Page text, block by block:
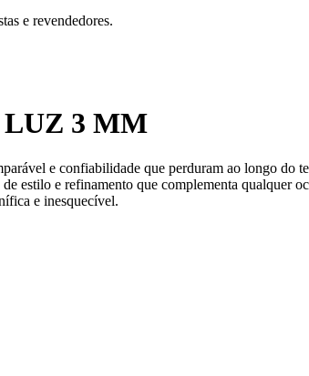
e revendedores.
3 MM
e confiabilidade que perduram ao longo do
estilo e refinamento que complementa qualquer
e inesquecível.